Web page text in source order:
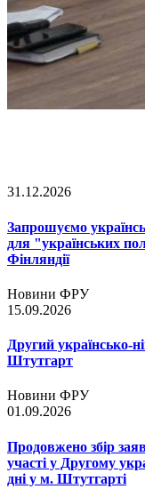
31.12.2026
Запрошуємо
для "українських
Фінляндії
Новини ФРУ
15.09.2026
Другий українсько-
Штутгарт
Новини ФРУ
01.09.2026
Продовжено збір
участі у Другому
дні у м. Штутгарті